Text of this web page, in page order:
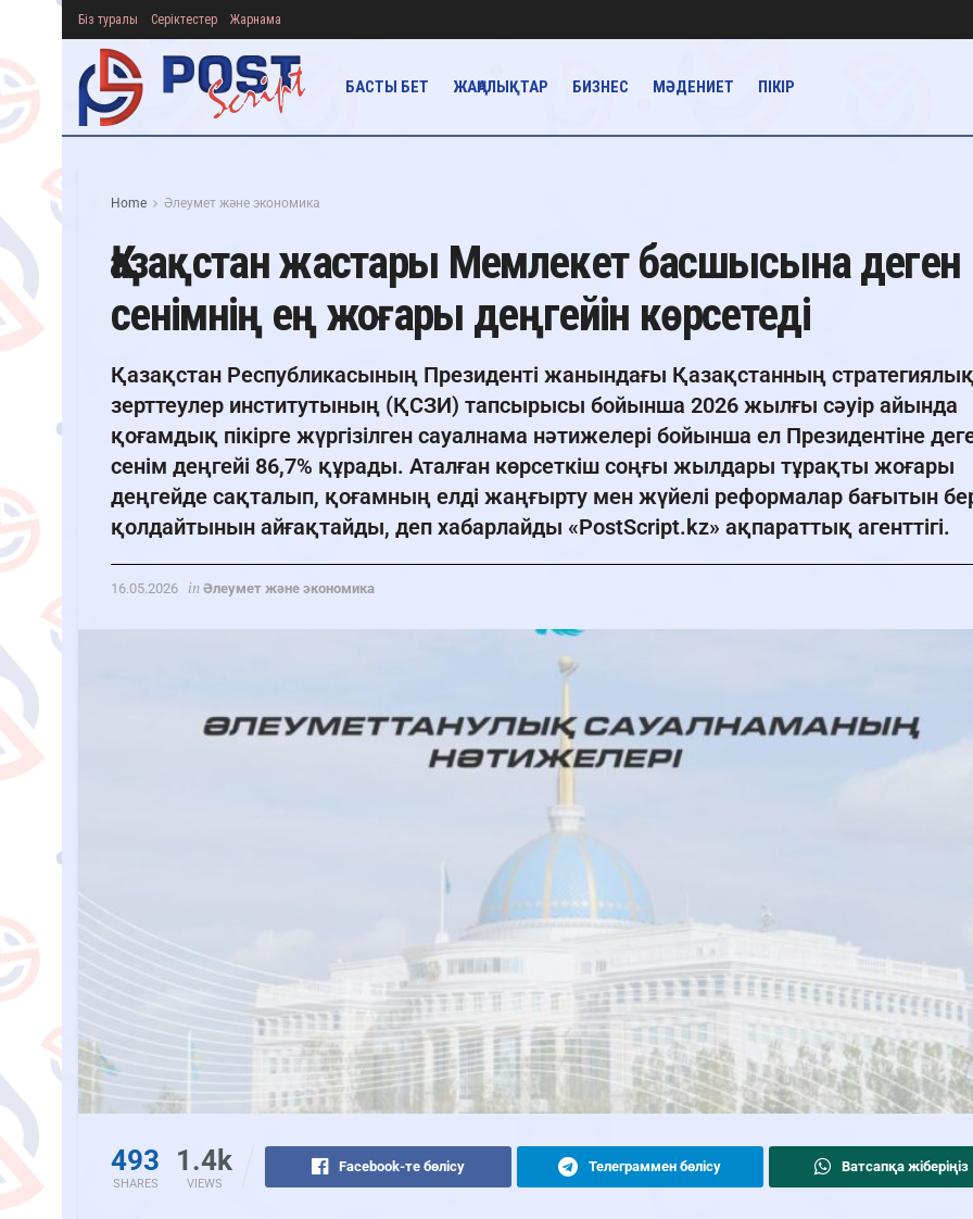
Біз туралы Серіктестер Жарнама
БАСТЫ БЕТ ЖАҢАЛЫҚТАР БИЗНЕС МӘДЕНИЕТ ПІКІР
Home Әлеумет және экономика
Қазақстан жастары Мемлекет басшысына деген
сенімнің ең жоғары деңгейін көрсетеді
Қазақстан Республикасының Президенті жанындағы Қазақстанның
зерттеулер институтының (ҚСЗИ) тапсырысы бойынша 2026 жылғы сәуір айында
қоғамдық пікірге жүргізілген сауалнама нәтижелері бойынша ел Президентіне
сенім деңгейі 86,7% құрады. Аталған көрсеткіш соңғы жылдары тұрақты жоғары
деңгейде сақталып, қоғамның елді жаңғырту мен жүйелі реформалар бағытын
қолдайтынын айғақтайды, деп хабарлайды «PostScript.kz» ақпараттық агенттігі.
16.05.2026 in Әлеумет және экономика
493
SHARES
1.4k
VIEWS
Facebook-те бөлісу Телеграммен бөлісу Ватсапқа жіберіңіз